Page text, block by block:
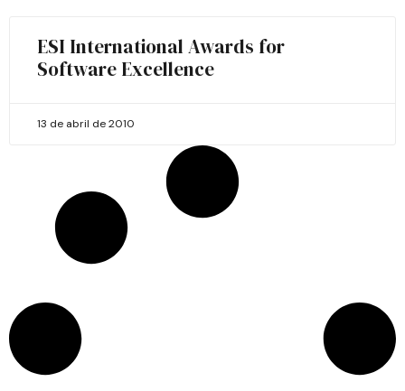
ESI International Awards for
Software Excellence
13 de abril de 2010